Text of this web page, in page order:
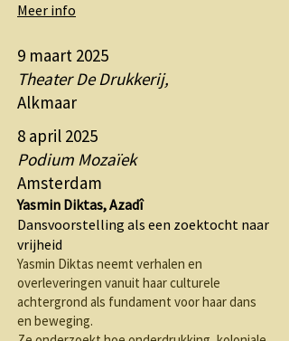
Meer info
9 maart 2025
Theater De Drukkerij,
Alkmaar
8 april 2025
Podium Mozaïek
Amsterdam
Yasmin Diktas, Azadî
Dansvoorstelling als een zoektocht naar
vrijheid
Yasmin Diktas neemt verhalen en
overleveringen vanuit haar culturele
achtergrond als fundament voor haar dans
en beweging.